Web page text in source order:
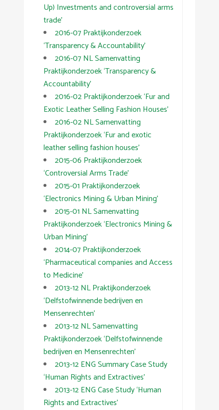
Up) Investments and controversial arms
trade’
2016-07 Praktijkonderzoek
‘Transparency & Accountability’
2016-07 NL Samenvatting
Praktijkonderzoek ‘Transparency &
Accountability’
2016-02 Praktijkonderzoek ‘Fur and
Exotic Leather Selling Fashion Houses’
2016-02 NL Samenvatting
Praktijkonderzoek ‘Fur and exotic
leather selling fashion houses’
2015-06 Praktijkonderzoek
‘Controversial Arms Trade’
2015-01 Praktijkonderzoek
‘Electronics Mining & Urban Mining’
2015-01 NL Samenvatting
Praktijkonderzoek ‘Electronics Mining &
Urban Mining’
2014-07 Praktijkonderzoek
‘Pharmaceutical companies and Access
to Medicine’
2013-12 NL Praktijkonderzoek
‘Delfstofwinnende bedrijven en
Mensenrechten’
2013-12 NL Samenvatting
Praktijkonderzoek ‘Delfstofwinnende
bedrijven en Mensenrechten’
2013-12 ENG Summary Case Study
‘Human Rights and Extractives’
2013-12 ENG Case Study ‘Human
Rights and Extractives’